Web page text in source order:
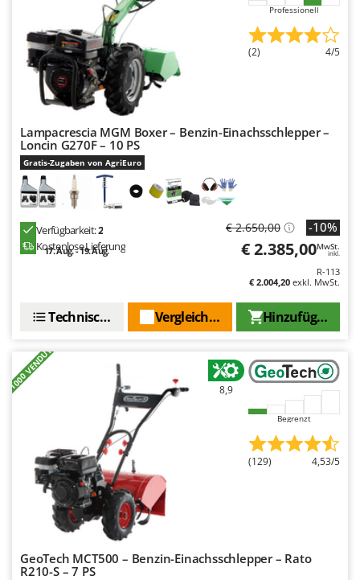
Wiper EcoRobot
Wolf Garten
Wortex
Worx
Y Yard Force
Z
Zanon
ZGrills
Professionell
(2) 4/5
Lampacrescia MGM Boxer – Benzin-Einachsschlepper –
Loncin G270F – 10 PS
Gratis-Zugaben von AgriEuro
Verfügbarkeit:2
Kostenlose Lieferung
17. Aug. - 19. Aug.
€ 2.650,00 -10%
€ 2.385,00MwSt.
inkl.
R-113
€ 2.004,20 exkl. MwSt.
Hinzufügen
Vergleichen Sie
Technische Daten
+1000 VENDUTI 8,9
Begrenzt
(129) 4,53/5
GeoTech MCT500 – Benzin-Einachsschlepper – Rato
R210-S – 7 PS